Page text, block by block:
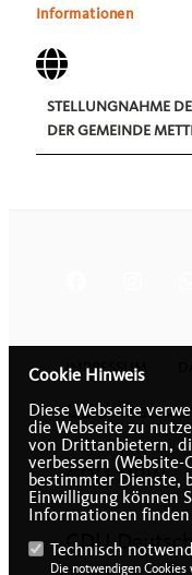
Informationen
STELLUNGNAHME
DER GEMEINDE
IMPRESSUM
CDU
CDU NRW
CDU
Cookie Hinweis
Diese Webseite
die Webseite zu
von Drittanbietern,
verbessern
bestimmter Dienste,
Einwilligung können
Informationen finden
Technisch
Die notwendigen